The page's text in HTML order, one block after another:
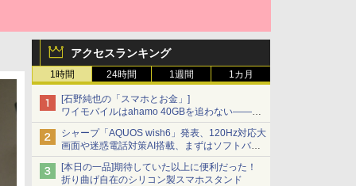
アクセスランキング
1時間 24時間 1週間 1カ月
[石野純也の「スマホとお金」]
ワイモバイルはahamo 40GBを追わない――単
身向け「超おトク割」の安さと1年限定の注意
点
シャープ「AQUOS wish6」発表、120Hz対応大
画面や迷惑電話対策AI搭載、まずはソフトバン
クの法人向け
[本日の一品]期待していた以上に便利だった！
折り曲げ自在のシリコン製スマホスタンド